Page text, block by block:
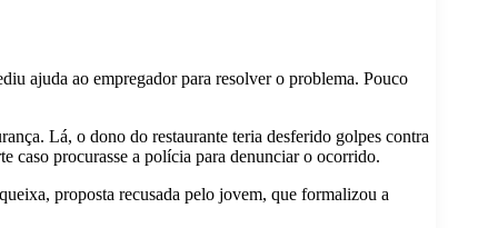
ajuda ao empregador para resolver o problema. Pouco
Lá, o dono do restaurante teria desferido golpes contra
caso procurasse a polícia para denunciar o ocorrido.
proposta recusada pelo jovem, que formalizou a